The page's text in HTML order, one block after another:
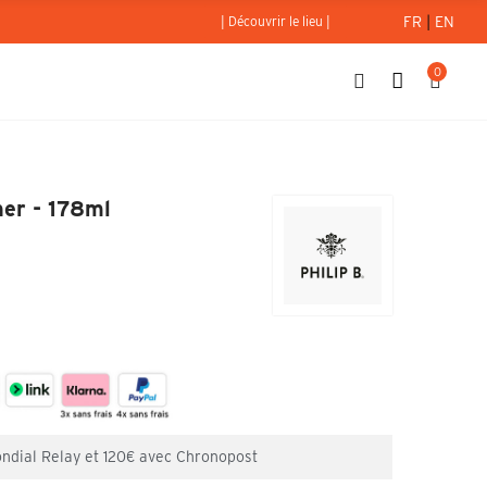
| Découvrir le lieu | FR | EN
0
- 178ml
Relay et 120€ avec Chronopost